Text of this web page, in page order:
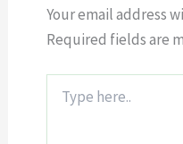
Your email address
Required fields are
here..